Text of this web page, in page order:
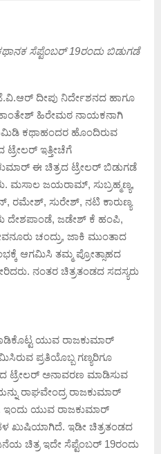
ಸೆಪ್ಟೆಂಬರ್ 19ರಂದು ಬಿಡುಗಡೆ
ದೀಪು ನಿರ್ದೇಶನದ ಹಾಗೂ
ಹಿರೇಮಠ ನಾಯಕನಾಗಿ
ಕಥಾಹಂದರ ಹೊಂದಿರುವ
ಟ್ರೇಲರ್ ಇತ್ತೀಚೆಗೆ
ಈ ಚಿತ್ರದ ಟ್ರೇಲರ್ ಬಿಡುಗಡೆ
ಮಸಾಲ ಜಯರಾಮ್, ಸುಬ್ರಹ್ಮಣ್ಯ,
ರಮೇಶ್, ಸುರೇಶ್, ನಟಿ ಕಾರುಣ್ಯ
ದೇಶಪಾಂಡೆ, ಜಡೇಶ್ ಕೆ ಹಂಪಿ,
ಚಂದ್ರು, ಜಾಕಿ ಮುಂತಾದ
ಆಗಮಿಸಿ ತಮ್ಮ ಪ್ರೋತ್ಸಾಹದ
ನಂತರ ಚಿತ್ರತಂಡದ ಸದಸ್ಯರು
ಯುವ ರಾಜಕುಮಾರ್
ಪ್ರತಿಯೊಬ್ಬ ಗಣ್ಯರಿಗೂ
ಟ್ರೇಲರ್ ಅನಾವರಣ ಮಾಡಿಸುವ
ರಾಘವೇಂದ್ರ ರಾಜಕುಮಾರ್
ಇಂದು ಯುವ ರಾಜಕುಮಾರ್
ಖುಷಿಯಾಗಿದೆ. ಇಡೀ ಚಿತ್ರತಂಡದ
ಚಿತ್ರ ಇದೇ ಸೆಪ್ಟೆಂಬರ್ 19ರಂದು